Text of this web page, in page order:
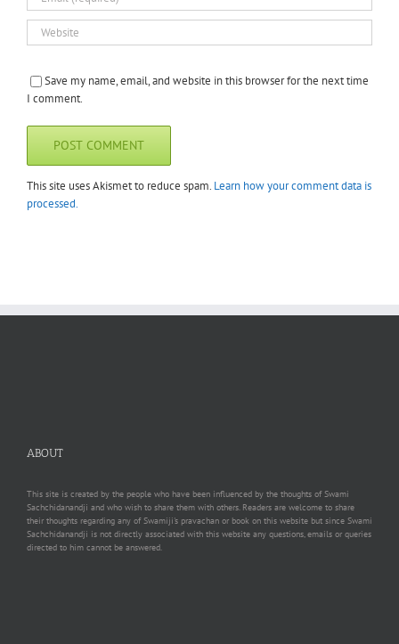
Save my name, email, and website in this browser for the next time
I comment.
This site uses Akismet to reduce spam. Learn how your comment data is
processed.
ABOUT
This site is created by the people who have been influenced by the thoughts of Swami
Sachchidanandji and who wish to share them with others. Readers are welcome to share
their thoughts regarding any of Swamiji's pravachan or book on this website but since Swami
Sachchidanandji is not directly associated with this website any questions, emails or queries
directed to him cannot be answered.